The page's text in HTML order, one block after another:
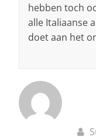
hebben toch
alle Italiaanse
doet aan het